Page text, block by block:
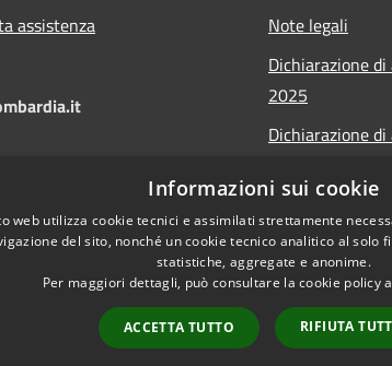
assistenza
Note legali
Dichiarazione
2025
Dichiarazione
Obiettivi
Informazioni sui cookie
web utilizza cookie tecnici e assimilati strettamente
del sito, nonché un cookie tecnico analitico al solo
statistiche, aggregate e anonime.
Per maggiori dettagli, può consultare la cookie policy
ACCETTA TUTTO RIFIUTA